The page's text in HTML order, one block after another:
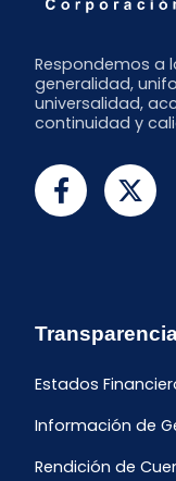
Respondemos a
generalidad,
universalidad,
continuidad y
Estados
Información de
Rendición de